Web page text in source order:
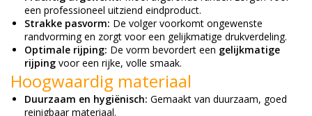
een professioneel uitziend eindproduct.
Strakke pasvorm: De volger voorkomt ongewenste
randvorming en zorgt voor een gelijkmatige drukverdeling.
Optimale rijping: De vorm bevordert een gelijkmatige
rijping voor een rijke, volle smaak.
Hoogwaardig materiaal
Duurzaam en hygiënisch: Gemaakt van duurzaam, goed
reinigbaar materiaal.